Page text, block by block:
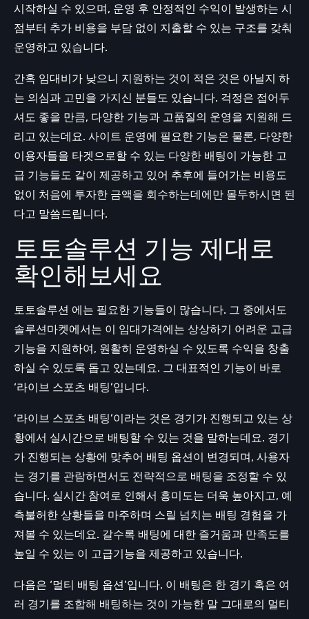
시작하실 수 있으며, 운영 후 안정적인 수익이 발생하는 시
점부터 추가 비용을 부담 없이 지출할 수 있는 구조를 갖춰
운영하고 있습니다.
간혹 임대비가 낮으니 지원하는 것이 적은 것은 아닐지 하
는 의심과 고민을 가지신 분들도 있습니다. 걱정은 접어두
셔도 좋을 만큼, 다양한 기능과 고품질의 운영을 지원해 드
리고 있는데요. 사이트 운영에 필요한 기능은 물론, 다양한
이용자들을 타겟으로할 수 있는 다양한 배팅이 가능한 고
급 기능들도 같이 제공하고 있어 추후에 들어가는 비용도
없이 처음에 투자한 금액을 회수하는데에만 몰두하시면 된
다고 말씀드립니다.
토토솔루션 기능 제대로
확인해보세요
토토솔루션 에는 필요한 기능들이 많습니다. 그 중에서도
솔루션마켓에서는 이 임대가격에는 상상하기 어려운 고급
기능을 지원하여, 원활히 운영하실 수 있도록 수익을 창출
하실 수 있도록 돕고 있는데요. 그 대표적인 기능이 바로
‘라이브 스포츠 배팅’입니다.
‘라이브 스포츠 배팅’이라는 것은 경기가 진행되고 있는 상
황에서 실시간으로 배팅할 수 있는 것을 말하는데요. 경기
가 진행되는 상황에 맞추어 배팅 옵션이 변경되며, 사용자
는 경기를 관람하면서도 전략적으로 배팅을 조정할 수 있
습니다. 실시간 참여로 인해서 흥미도는 더욱 높아지고, 예
측불허한 상황들을 마주하며 스릴 넘치는 배팅 경험을 가
져볼 수 있는데요. 갈수록 배팅에 대한 즐거움과 만족도를
높일 수 있는 이 고급기능을 제공하고 있습니다.
다음은 ‘멀티 배팅 옵션’입니다. 이 배팅은 한 경기 혹은 여
러 경기를 조합해 배팅하는 것이 가능한 말 그대로의 멀티